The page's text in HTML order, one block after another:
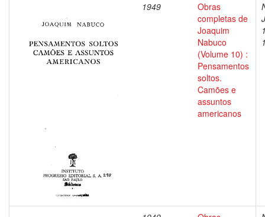
1949
Obras
completas de
Joaquim
Nabuco
(Volume 10) :
Pensamentos
soltos.
Camões e
assuntos
americanos